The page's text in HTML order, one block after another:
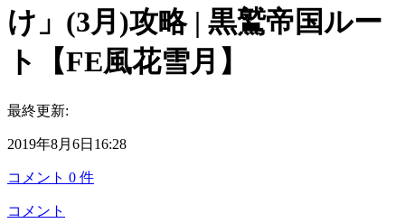
け」(3月)攻略 | 黒鷲帝国ルー
ト【FE風花雪月】
最終更新:
2019年8月6日16:28
コメント 0 件
コメント